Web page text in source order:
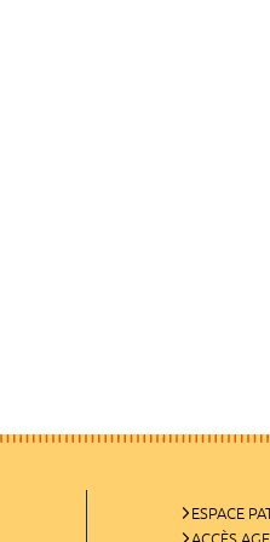
ESPACE
ACCÈS